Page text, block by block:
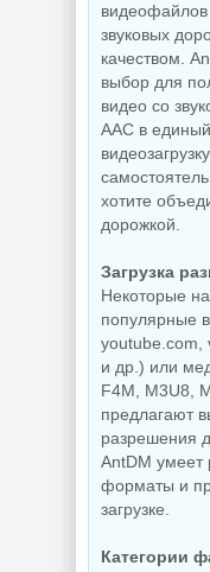
видеофайлов
звуковых
качеством.
выбор для
видео со
AAC в
хотите
дорожкой.
Загрузка
Некоторые
популярные
youtube.com,
и др.) или
F4M, M3U8,
предлагают
разрешения
AntDM умеет
форматы и
загрузке.
Категории